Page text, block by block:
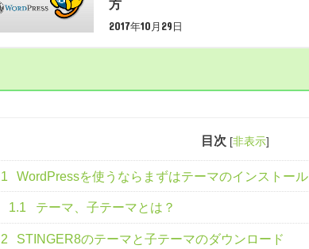
方
2017年10月29日
目次 [非表示]
1 WordPressを使うならまずはテーマのインストール
1.1 テーマ、子テーマとは？
2 STINGER8のテーマと子テーマのダウンロード